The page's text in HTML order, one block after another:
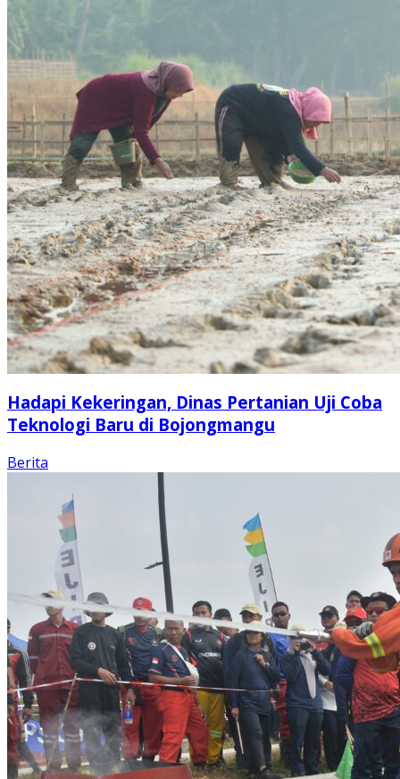
Hadapi Kekeringan, Dinas Pertanian Uji Coba
Teknologi Baru di Bojongmangu
Berita